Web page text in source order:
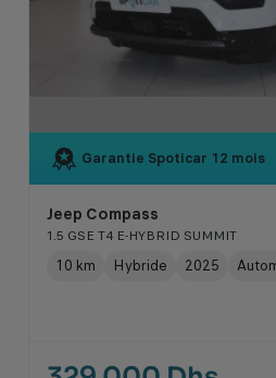
Garantie Spoticar 12 mois
Jeep Compass
1.5 GSE T4 E-HYBRID SUMMIT
10 km Hybride 2025